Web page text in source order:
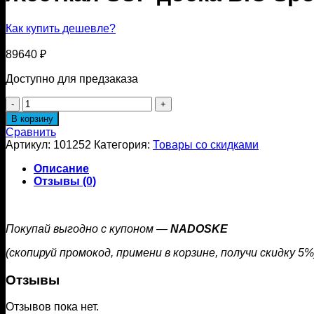
Как купить дешевле?
89640 ₽
Доступно для предзаказа
Количество
товара
Жесткая
SUP
доска
BIC
Sport
CROSS
В корзину
Сравнить
Артикул: 101252 Категория: Товары со скидками
Описание
Отзывы (0)
Покупай выгодно с купоном — NADOSKE
(скопируй промокод, примени в корзине, получи скидку
Отзывы
Отзывов пока нет.